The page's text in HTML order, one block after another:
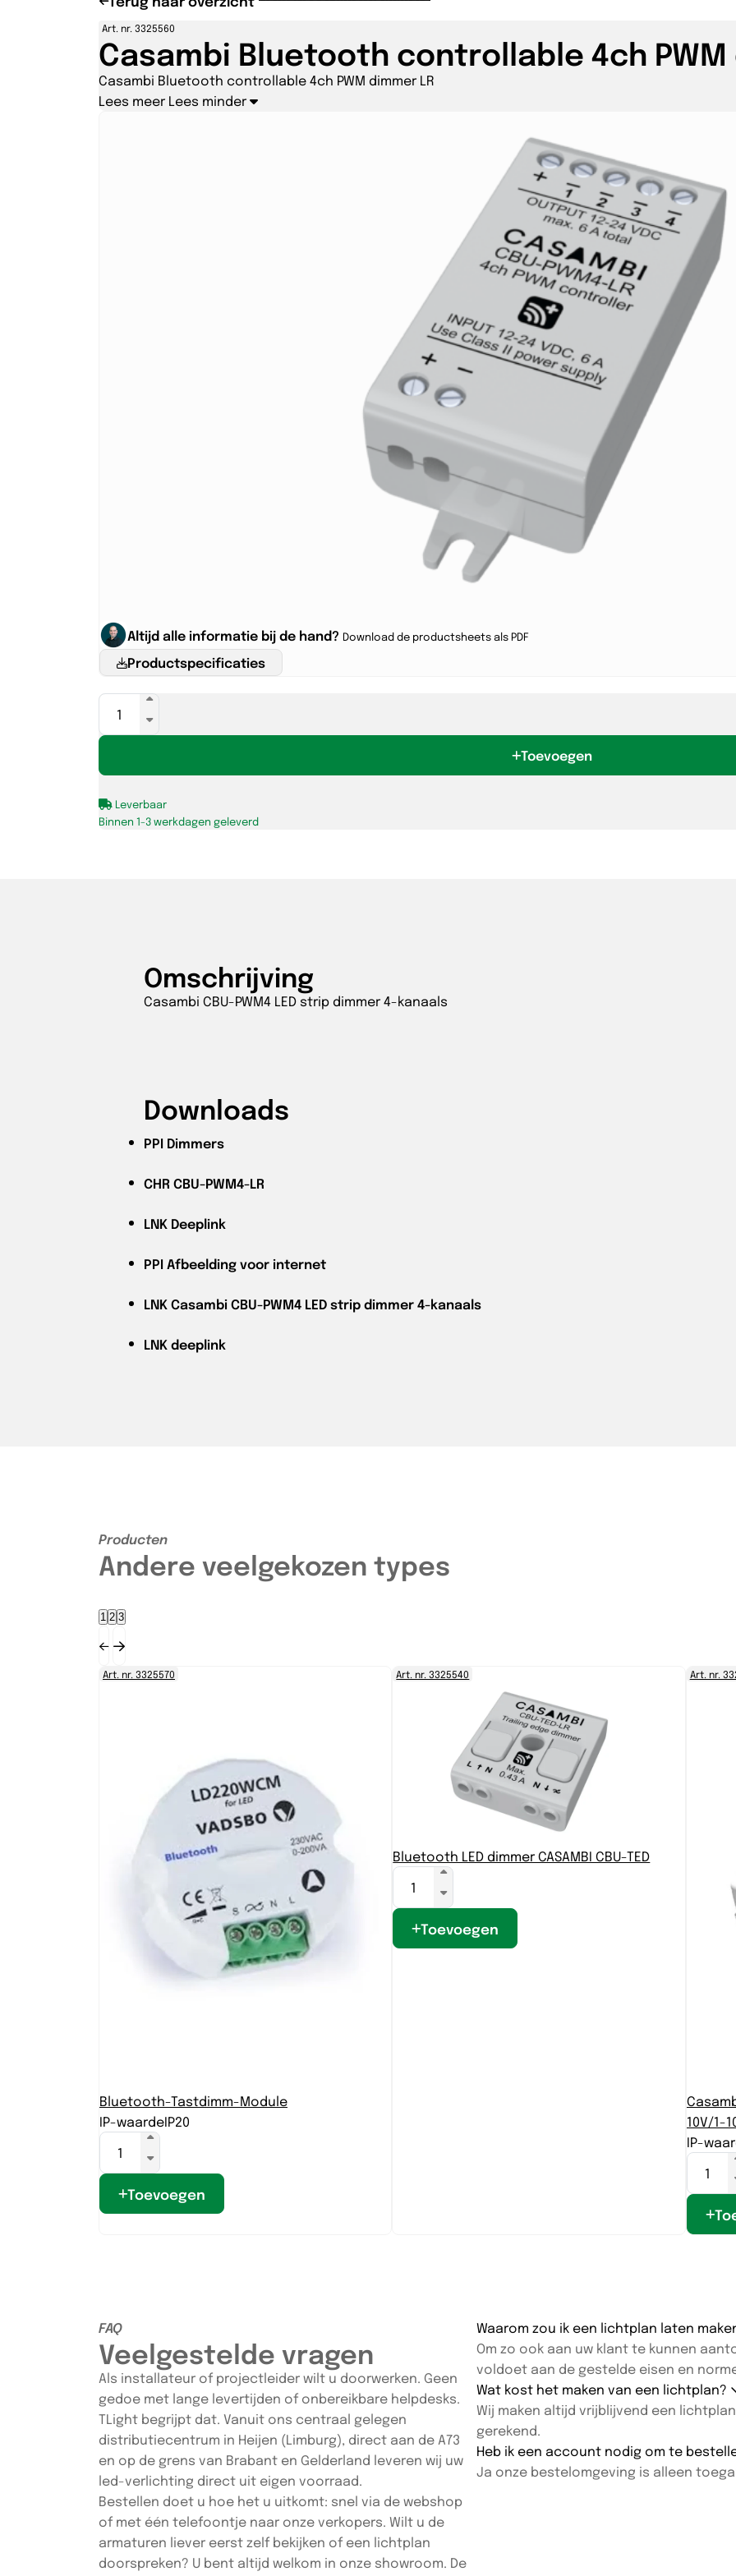
Art. nr. 3325560
Casambi Bluetooth controllable 4ch PWM
Casambi Bluetooth controllable 4ch PWM dimmer LR
Lees meer Lees minder
Altijd alle informatie bij de hand? Download de productsheets als PDF
Productspecificaties
Casambi
Bluetooth
controllable
4ch
dimmer
LR
Toevoegen
Leverbaar
Binnen 1-3 werkdagen geleverd
Omschrijving
Casambi CBU-PWM4 LED strip dimmer 4-kanaals
Downloads
PPI Dimmers
CHRCBU-PWM4-LR
LNK Deeplink
PPIAfbeelding voor internet
LNKCasambi CBU-PWM4 LED strip dimmer 4-kanaals
LNKdeeplink
Producten
Andere veelgekozen types
1 2 3
Art. nr. 3325570
Bluetooth-Tastdimm-Module
IP-waardeIP20
Toevoegen
Art. nr. 3325540
Bluetooth LED dimmer CASAMBI CBU-TED
Toevoegen
Art. nr.
10V/1-
IP-
FAQ
Veelgestelde vragen
Als installateur of projectleider wilt u doorwerken. Geen
gedoe met lange levertijden of onbereikbare helpdesks.
TLight begrijpt dat. Vanuit ons centraal gelegen
distributiecentrum in Heijen (Limburg), direct aan de A73
en op de grens van Brabant en Gelderland leveren wij uw
led-verlichting direct uit eigen voorraad.
Bestellen doet u hoe het u uitkomt: snel via de webshop
of met één telefoontje naar onze verkopers. Wilt u de
armaturen liever eerst zelf bekijken of een lichtplan
doorspreken? U bent altijd welkom in onze showroom. De
Waarom zou ik een lichtplan laten
Om zo ook aan uw klant te kunnen
voldoet aan de gestelde eisen en
Wat kost het maken van een lichtplan?
Wij maken altijd vrijblijvend een
gerekend.
Heb ik een account nodig om te
Ja onze bestelomgeving is alleen